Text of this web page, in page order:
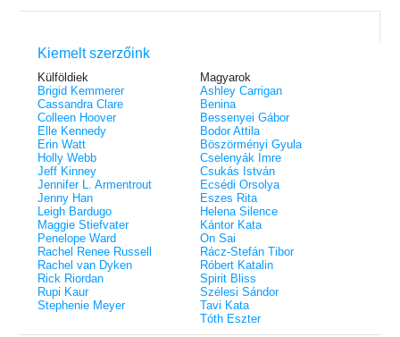
Kiemelt szerzőink
Külföldiek
Brigid Kemmerer
Cassandra Clare
Colleen Hoover
Elle Kennedy
Erin Watt
Holly Webb
Jeff Kinney
Jennifer L. Armentrout
Jenny Han
Leigh Bardugo
Maggie Stiefvater
Penelope Ward
Rachel Renee Russell
Rachel van Dyken
Rick Riordan
Rupi Kaur
Stephenie Meyer
Magyarok
Ashley Carrigan
Benina
Bessenyei Gábor
Bodor Attila
Böszörményi Gyula
Cselenyák Imre
Csukás István
Ecsédi Orsolya
Eszes Rita
Helena Silence
Kántor Kata
On Sai
Rácz-Stefán Tibor
Róbert Katalin
Spirit Bliss
Szélesi Sándor
Tavi Kata
Tóth Eszter